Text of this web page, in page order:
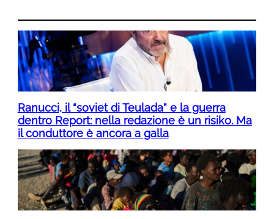
Ranucci, il “soviet di Teulada” e la guerra
dentro Report: nella redazione è un risiko. Ma
il conduttore è ancora a galla